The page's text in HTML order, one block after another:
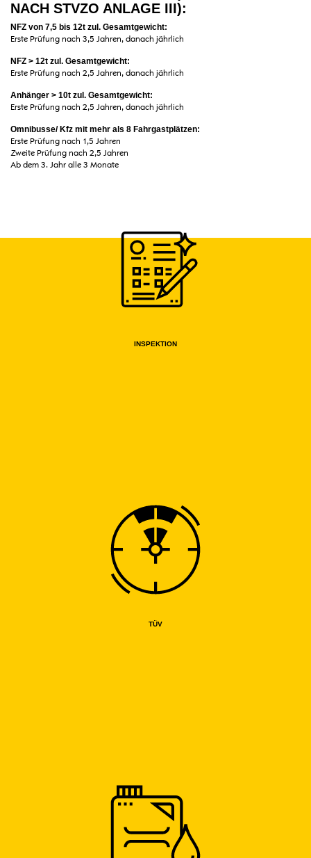
NACH STVZO ANLAGE III):
NFZ von 7,5 bis 12t zul. Gesamtgewicht:
Erste Prüfung nach 3,5 Jahren, danach jährlich
NFZ > 12t zul. Gesamtgewicht:
Erste Prüfung nach 2,5 Jahren, danach jährlich
Anhänger > 10t zul. Gesamtgewicht:
Erste Prüfung nach 2,5 Jahren, danach jährlich
Omnibusse/ Kfz mit mehr als 8 Fahrgastplätzen:
Erste Prüfung nach 1,5 Jahren
Zweite Prüfung nach 2,5 Jahren
Ab dem 3. Jahr alle 3 Monate
INSPEKTION
TÜV